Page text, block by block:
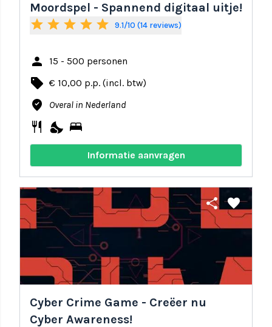
Moordspel - Spannend digitaal uitje!
star star star star star 9.1/10 (14 reviews)
person 15 - 500 personen
local_offer € 10,00 p.p. (incl. btw)
where_to_vote Overal in Nederland
restaurant nights_stay bed
Informatie aanvragen
share favorite
Cyber Crime Game - Creëer nu
Cyber Awareness!